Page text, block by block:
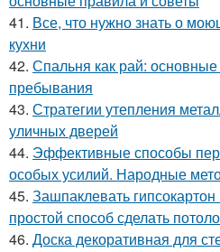
41. Все, что нужно знать о
кухни
42. Спальня как рай:
пребывания
43. Стратегии утепления
уличных дверей
44. Эффективные способы
особых усилий. Народные
45. Зашпаклевать
простой способ сделать
46. Доска декоративная для